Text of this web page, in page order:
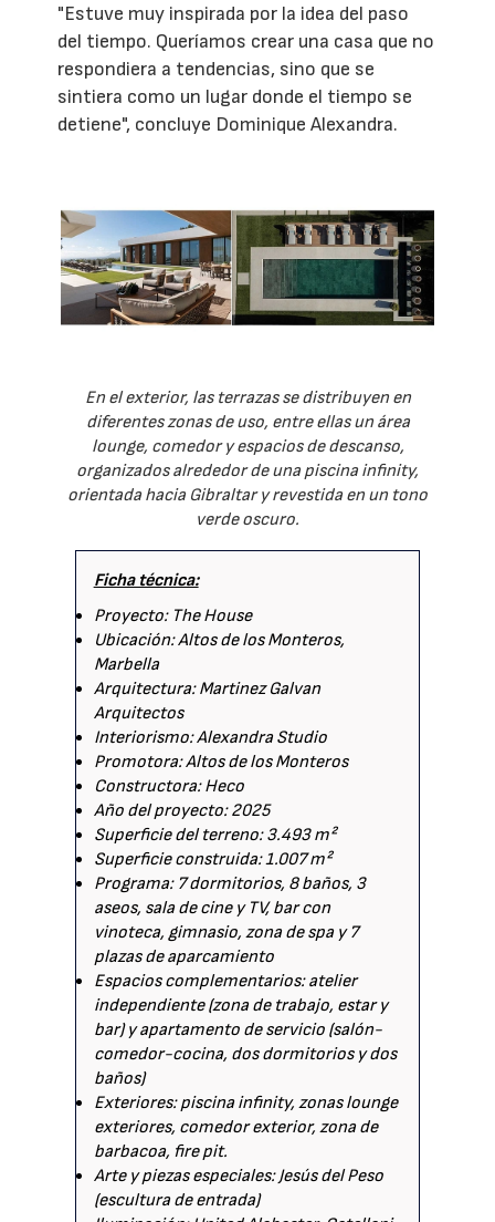
"Estuve muy inspirada por la idea del paso
del tiempo. Queríamos crear una casa que no
respondiera a tendencias, sino que se
sintiera como un lugar donde el tiempo se
detiene", concluye Dominique Alexandra.
En el exterior, las terrazas se distribuyen en
diferentes zonas de uso, entre ellas un área
lounge, comedor y espacios de descanso,
organizados alrededor de una piscina infinity,
orientada hacia Gibraltar y revestida en un tono
verde oscuro.
Ficha técnica:
Proyecto: The House
Ubicación: Altos de los Monteros,
Marbella
Arquitectura: Martinez Galvan
Arquitectos
Interiorismo: Alexandra Studio
Promotora: Altos de los Monteros
Constructora: Heco
Año del proyecto: 2025
Superficie del terreno: 3.493 m²
Superficie construida: 1.007 m²
Programa: 7 dormitorios, 8 baños, 3
aseos, sala de cine y TV, bar con
vinoteca, gimnasio, zona de spa y 7
plazas de aparcamiento
Espacios complementarios: atelier
independiente (zona de trabajo, estar y
bar) y apartamento de servicio (salón-
comedor-cocina, dos dormitorios y dos
baños)
Exteriores: piscina infinity, zonas lounge
exteriores, comedor exterior, zona de
barbacoa, fire pit.
Arte y piezas especiales: Jesús del Peso
(escultura de entrada)